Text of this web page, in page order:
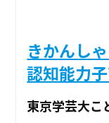
きかんし
認知能力
東京学芸大こ